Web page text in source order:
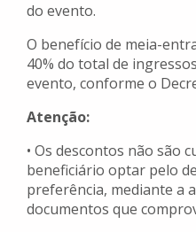
do evento.
O benefício de meia-
40% do total de
evento, conforme o
Atenção:
• Os descontos não são
beneficiário optar pelo
preferência, mediante a
documentos que